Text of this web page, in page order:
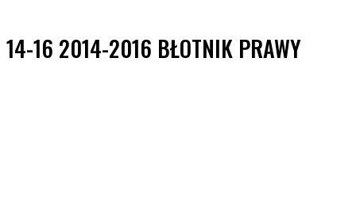
14-16 2014-2016 BŁOTNIK PRAWY